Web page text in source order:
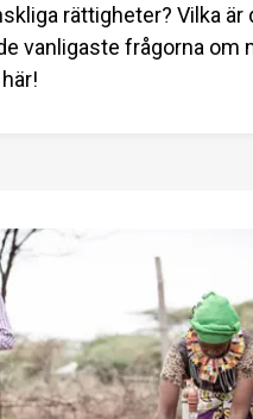
rättigheter? Vilka är
vanligaste frågorna om